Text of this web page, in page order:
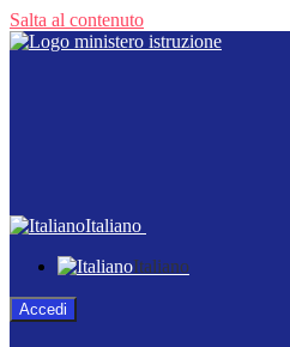
Salta al contenuto
Italiano
Italiano
Accedi